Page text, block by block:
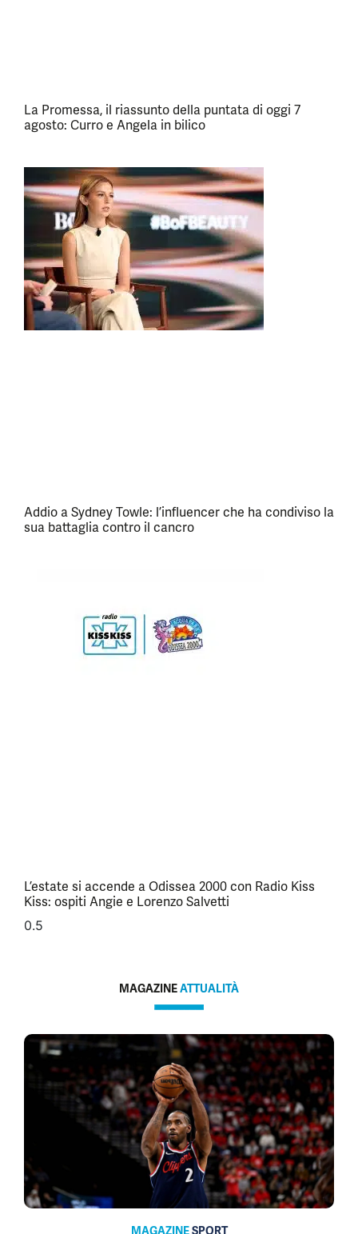
La Promessa, il riassunto della puntata di oggi 7
agosto: Curro e Angela in bilico
Addio a Sydney Towle: l’influencer che ha condiviso la
sua battaglia contro il cancro
L’estate si accende a Odissea 2000 con Radio Kiss
Kiss: ospiti Angie e Lorenzo Salvetti
MAGAZINEATTUALITÀ
MAGAZINESPORT